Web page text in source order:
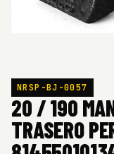
NRSP-BJ-0057
20 / 190
TRASERO